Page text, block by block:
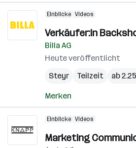
Einblicke Videos
Verkäufer:in
Billa AG
Heute veröffentlicht
Steyr
Teilzeit ab
Merken
Einblicke Videos
Marketing